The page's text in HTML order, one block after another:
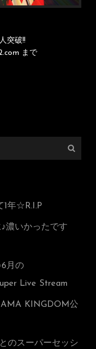
突破!!
まで
索
1年☆R.I.P
濃いかったです
月の
Live Stream
KINGDOM公
のスーパーセッシ